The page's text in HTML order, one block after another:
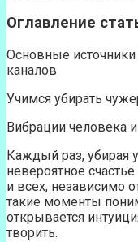
Оглавление
Основные
каналов
Учимся убирать
Вибрации человека
Каждый раз, убирая
невероятное
и всех, независимо
такие моменты
открывается
творить.